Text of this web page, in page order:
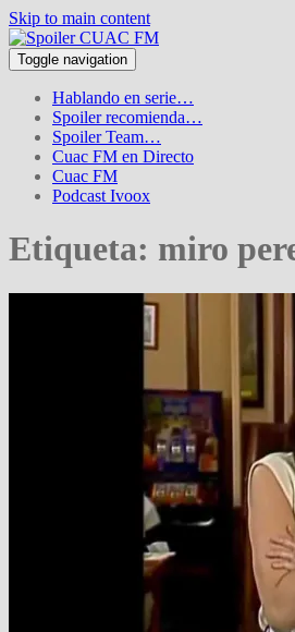
Skip to main content
Toggle navigation
Hablando en serie…
Spoiler recomienda…
Spoiler Team…
Cuac FM en Directo
Cuac FM
Podcast Ivoox
Etiqueta: miro